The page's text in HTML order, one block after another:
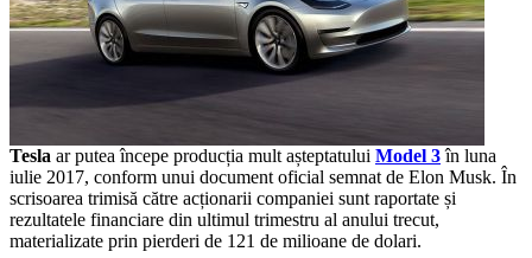
Tesla ar putea începe producția mult așteptatului Model 3în luna
iulie 2017, conform unui document oficial semnat de Elon Musk. În
scrisoarea trimisă către acționarii companiei sunt raportate și
rezultatele financiare din ultimul trimestru al anului trecut,
materializate prin pierderi de 121 de milioane de dolari.